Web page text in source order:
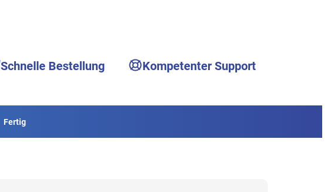
Schnelle Bestellung Kompetenter Support
Fertig